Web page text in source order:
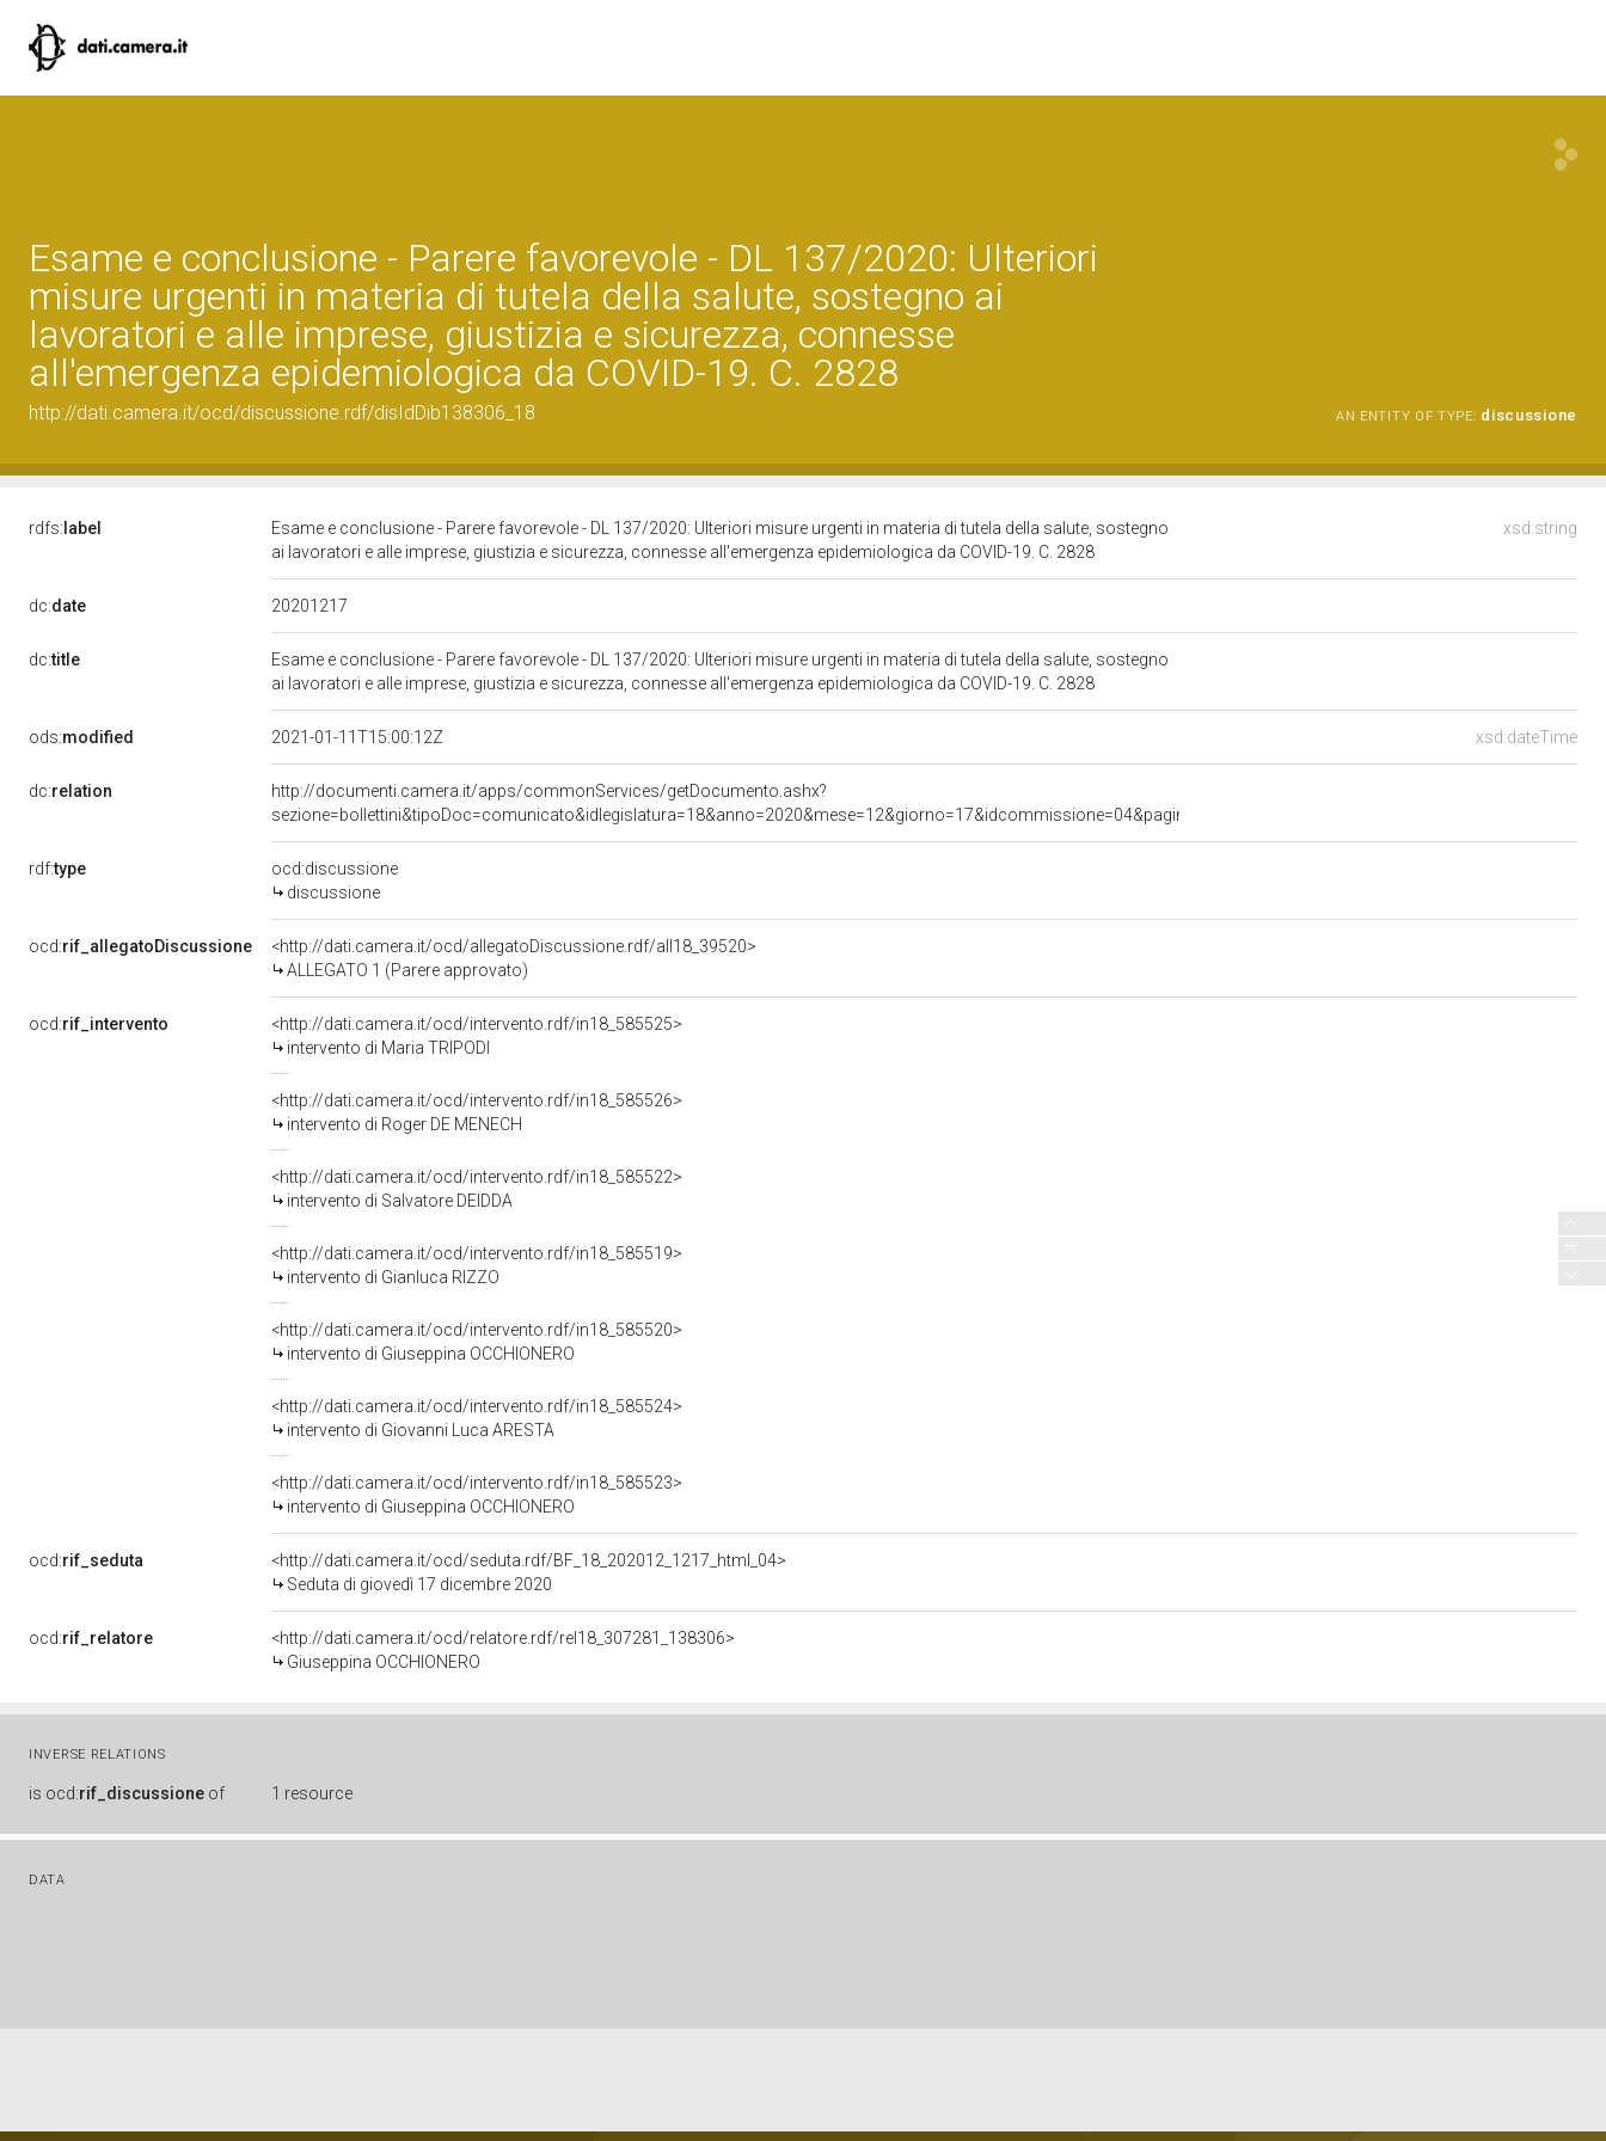
Esame e conclusione - Parere favorevole - DL 137/2020: Ulteriori
misure urgenti in materia di tutela della salute, sostegno ai
lavoratori e alle imprese, giustizia e sicurezza, connesse
all'emergenza epidemiologica da COVID-19. C. 2828
http://dati.camera.it/ocd/discussione.rdf/disIdDib138306_18 AN ENTITY OF TYPE: discussione
rdfs: label xsd:string
Esame e conclusione - Parere favorevole - DL 137/2020: Ulteriori misure urgenti in materia di tutela della salute, sostegno
ai lavoratori e alle imprese, giustizia e sicurezza, connesse all'emergenza epidemiologica da COVID-19. C. 2828
dc:date 20201217
dc:title
Esame e conclusione - Parere favorevole - DL 137/2020: Ulteriori misure urgenti in materia di tutela della salute, sostegno
ai lavoratori e alle imprese, giustizia e sicurezza, connesse all'emergenza epidemiologica da COVID-19. C. 2828
ods:modified xsd:dateTime
2021-01-11T15:00:12Z
dc:relation
http://documenti.camera.it/apps/commonServices/getDocumento.ashx?
rdf:type
ocd:discussione
discussione
ocd:rif_allegatoDiscussione
<http://dati.camera.it/ocd/allegatoDiscussione.rdf/all18_39520>
ALLEGATO 1 (Parere approvato)
ocd:rif_intervento
<http://dati.camera.it/ocd/intervento.rdf/in18_585525>
intervento di Maria TRIPODI
<http://dati.camera.it/ocd/intervento.rdf/in18_585526>
intervento di Roger DE MENECH
<http://dati.camera.it/ocd/intervento.rdf/in18_585522>
intervento di Salvatore DEIDDA
<http://dati.camera.it/ocd/intervento.rdf/in18_585519>
intervento di Gianluca RIZZO
<http://dati.camera.it/ocd/intervento.rdf/in18_585520>
intervento di Giuseppina OCCHIONERO
<http://dati.camera.it/ocd/intervento.rdf/in18_585524>
intervento di Giovanni Luca ARESTA
<http://dati.camera.it/ocd/intervento.rdf/in18_585523>
intervento di Giuseppina OCCHIONERO
ocd:rif_seduta
<http://dati.camera.it/ocd/seduta.rdf/BF_18_202012_1217_html_04>
Seduta di giovedì 17 dicembre 2020
ocd:rif_relatore
<http://dati.camera.it/ocd/relatore.rdf/rel18_307281_138306>
Giuseppina OCCHIONERO
INVERSE RELATIONS
is ocd:rif_discussione of 1 resource
DATA